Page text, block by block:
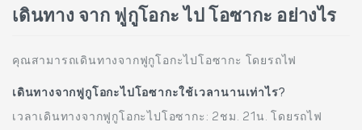
เดินทาง จาก ฟูกูโอกะ ไป โอซากะ อย่างไร
คุณสามารถเดินทางจากฟูกูโอกะไปโอซากะ โดยรถไฟ
เดินทางจากฟูกูโอกะไปโอซากะใช้เวลานานเท่าไร?
เวลาเดินทางจากฟูกูโอกะไปโอซากะ: 2ชม. 21น. โดยรถไฟ